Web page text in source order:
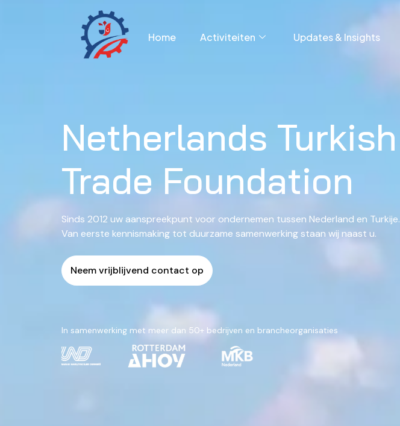
Home Activiteiten Updates & Insights
Netherlands Turkish
Trade Foundation
Sinds 2012 uw aanspreekpunt voor ondernemen tussen Nederland en Turkije.
Van eerste kennismaking tot duurzame samenwerking staan wij naast u.
Neem vrijblijvend contact op
In samenwerking met meer dan 50+ bedrijven en brancheorganisaties